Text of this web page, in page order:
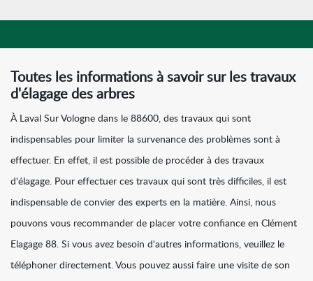
Toutes les informations à savoir sur les travaux
d'élagage des arbres
À Laval Sur Vologne dans le 88600, des travaux qui sont
indispensables pour limiter la survenance des problèmes sont à
effectuer. En effet, il est possible de procéder à des travaux
d'élagage. Pour effectuer ces travaux qui sont très difficiles, il est
indispensable de convier des experts en la matière. Ainsi, nous
pouvons vous recommander de placer votre confiance en Clément
Elagage 88. Si vous avez besoin d'autres informations, veuillez le
téléphoner directement. Vous pouvez aussi faire une visite de son